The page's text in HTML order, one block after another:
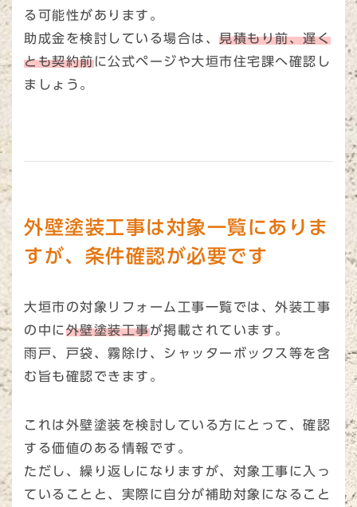
る可能性があります。
助成金を検討している場合は、 見積もり前、遅く
とも契約前に公式ページや大垣市住宅課へ確認し
ましょう。
外壁塗装工事は対象一覧にありま
すが、条件確認が必要です
大垣市の対象リフォーム工事一覧では、外装工事
の中に外壁塗装工事が掲載されています。
雨戸、戸袋、霧除け、シャッターボックス等を含
む旨も確認できます。
これは外壁塗装を検討している方にとって、確認
する価値のある情報です。
ただし、繰り返しになりますが、対象工事に入っ
ていることと、実際に自分が補助対象になること